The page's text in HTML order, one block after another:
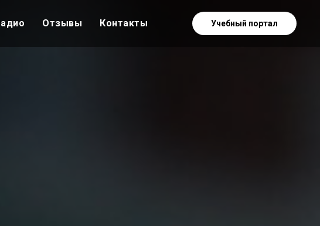
Отзывы Контакты Учебный портал